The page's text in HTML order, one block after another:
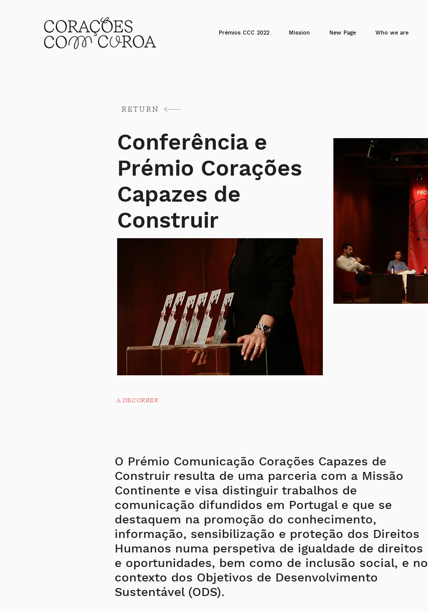
Prémios CCC 2022 Mission New Page Who we are
RETURN
Conferência e
Prémio Corações
Capazes de
Construir
A DECORRER
O Prémio Comunicação Corações Capazes de
Construir resulta de uma parceria com a Missão
Continente e visa distinguir trabalhos de
comunicação difundidos em Portugal e que se
destaquem na promoção do conhecimento,
informação, sensibilização e proteção dos Direitos
Humanos numa perspetiva de igualdade de direitos
e oportunidades, bem como de inclusão social, e no
contexto dos Objetivos de Desenvolvimento
Sustentável (ODS).